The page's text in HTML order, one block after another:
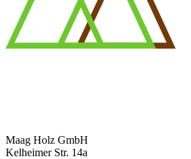
Maag Holz GmbH
Kelheimer Str. 14a